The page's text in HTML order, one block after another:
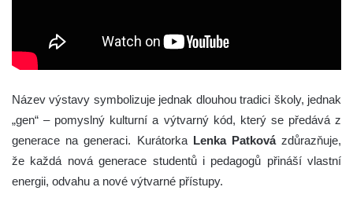
Název výstavy symbolizuje jednak dlouhou tradici školy, jednak
„gen“ – pomyslný kulturní a výtvarný kód, který se předává z
generace na generaci. Kurátorka Lenka Patkovázdůrazňuje,
že každá nová generace studentů i pedagogů přináší vlastní
energii, odvahu a nové výtvarné přístupy.